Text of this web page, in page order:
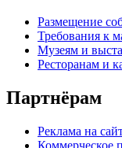
Размещение
Требования к
Музеям и
Ресторанам и
Партнёрам
Реклама на
Коммерческое